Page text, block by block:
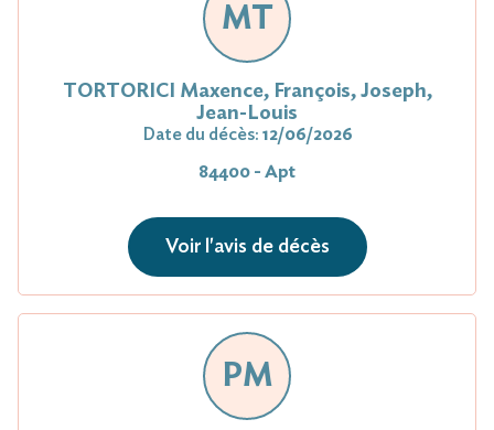
MT
TORTORICI Maxence, François, Joseph,
Jean-Louis
Date du décès: 12/06/2026
84400 - Apt
Voir l'avis de décès
PM